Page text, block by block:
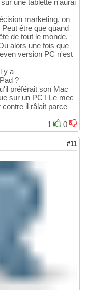
marketing, on
être que quand
de tout le monde,
alors une fois que
version PC n'est
y a
?
préférait son Mac
sur un PC ! Le mec
il râlait parce
1
0
#11